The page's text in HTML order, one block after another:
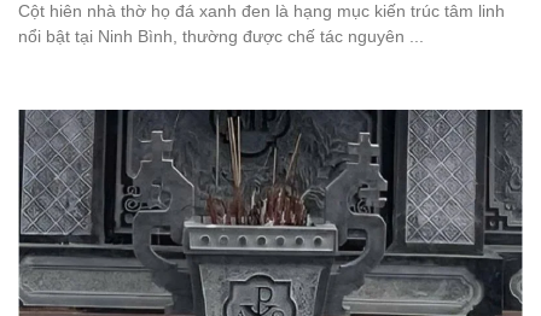
Cột hiên nhà thờ họ đá xanh đen là hạng mục kiến trúc tâm linh
nổi bật tại Ninh Bình, thường được chế tác nguyên ...